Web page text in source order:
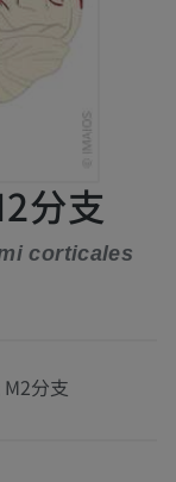
分支
corticales
分支